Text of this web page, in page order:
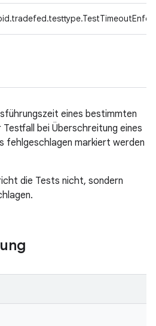
eines bestimmten
bei Überschreitung eines
fehlgeschlagen markiert werden
die Tests nicht, sondern